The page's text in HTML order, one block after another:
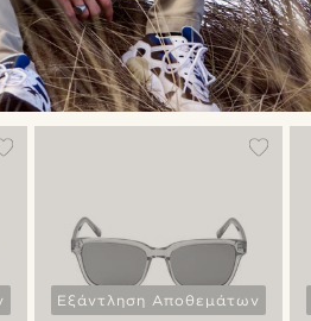
Εξάντληση Αποθεμάτων